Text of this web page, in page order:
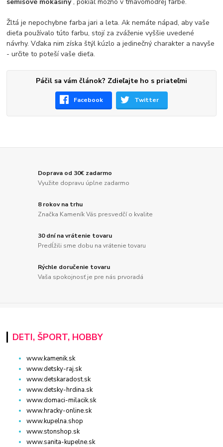
Žltá je nepochybne farba jari a leta. Ak nemáte nápad, aby vaše
dieťa používalo túto farbu, stojí za zváženie vyššie uvedené
návrhy. Vďaka nim získa štýl kúzlo a jedinečný charakter a navyše
- určite to poteší vaše dieťa.
Páčil sa vám článok? Zdieľajte ho s priateľmi
Facebook Twitter
Doprava od 30€ zadarmo
Využite dopravu úplne zadarmo
8 rokov na trhu
Značka Kameník Vás presvedčí o kvalite
30 dní na vrátenie tovaru
Predĺžili sme dobu na vrátenie tovaru
Rýchle doručenie tovaru
Vaša spokojnosť je pre nás prvoradá
DETI, ŠPORT, HOBBY
www.kamenik.sk
www.detsky-raj.sk
www.detskaradost.sk
www.detsky-hrdina.sk
www.domaci-milacik.sk
www.hracky-online.sk
www.kupelna.shop
www.stonshop.sk
www.sanita-kupelne.sk